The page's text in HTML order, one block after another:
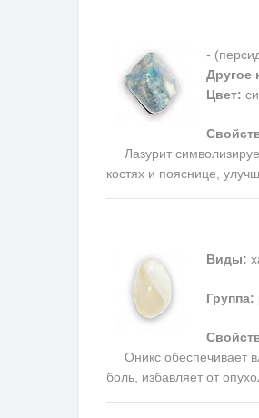
-
Другое
Цвет:
Лазурит
костях и пояснице,
Виды:
Группа:
Оникс обеспечивает
боль, избавляет от